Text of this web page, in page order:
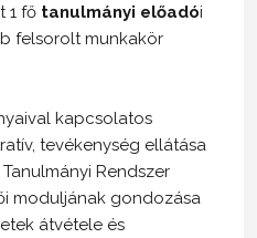
1 fő tanulmányi előadói
felsorolt munkakör
kapcsolatos
tevékenység ellátása
Rendszer
moduljának gondozása
átvétele és